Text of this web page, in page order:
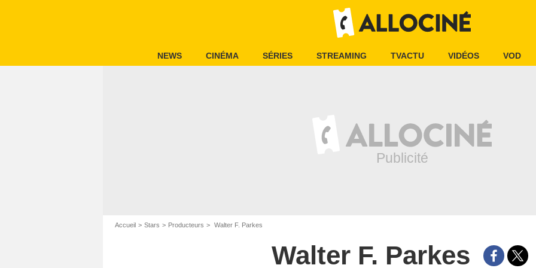
NEWS CINÉMA SÉRIES STREAMING TVACTU VIDÉOS VOD
Accueil Stars Producteurs Walter F. Parkes
Walter F. Parkes